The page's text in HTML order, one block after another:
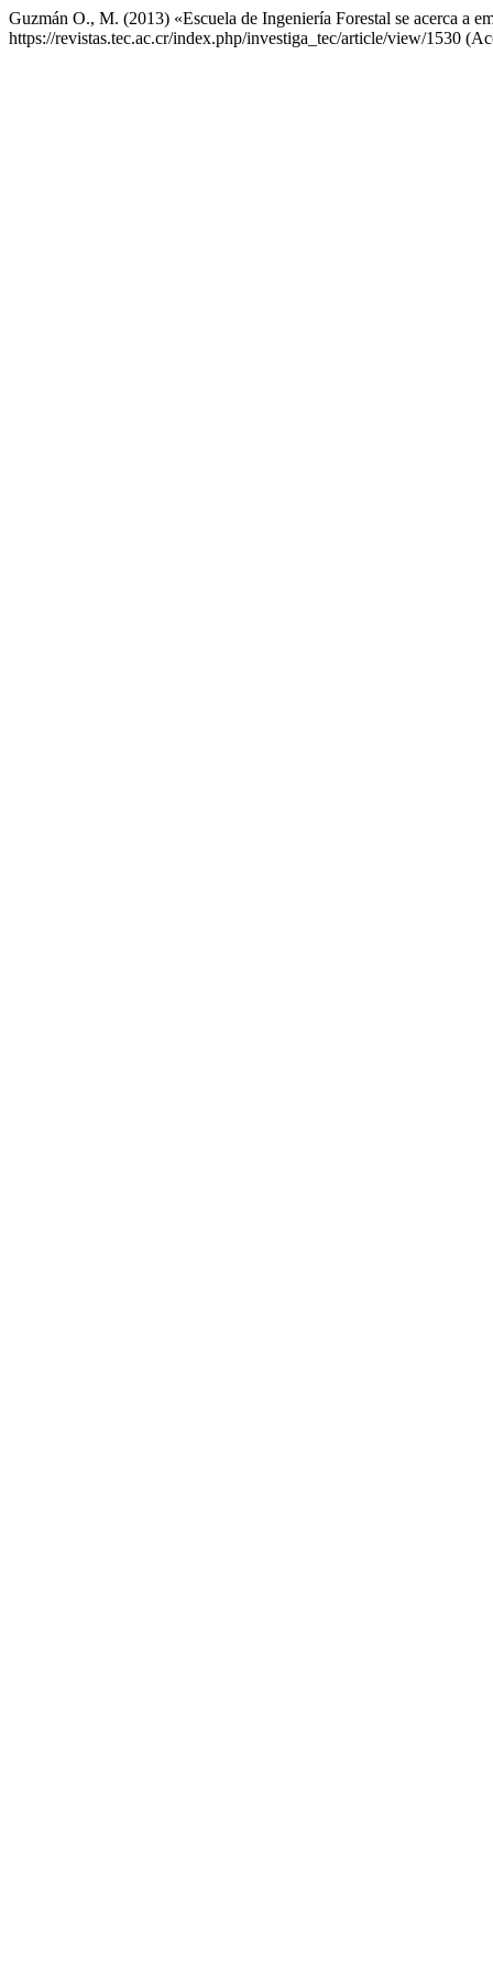
Guzmán O., M. (2013) «Escuela de Ingeniería Forestal se acerca a
https://revistas.tec.ac.cr/index.php/investiga_tec/article/view/1530